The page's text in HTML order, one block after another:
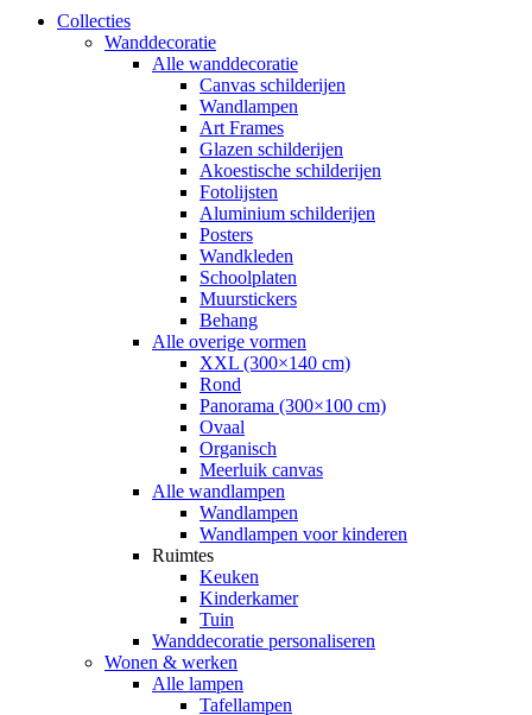
Collecties
Wanddecoratie
Alle wanddecoratie
Canvas schilderijen
Wandlampen
Art Frames
Glazen schilderijen
Akoestische schilderijen
Fotolijsten
Aluminium schilderijen
Posters
Wandkleden
Schoolplaten
Muurstickers
Behang
Alle overige vormen
XXL (300×140 cm)
Rond
Panorama (300×100 cm)
Ovaal
Organisch
Meerluik canvas
Alle wandlampen
Wandlampen
Wandlampen voor kinderen
Ruimtes
Keuken
Kinderkamer
Tuin
Wanddecoratie personaliseren
Wonen & werken
Alle lampen
Tafellampen